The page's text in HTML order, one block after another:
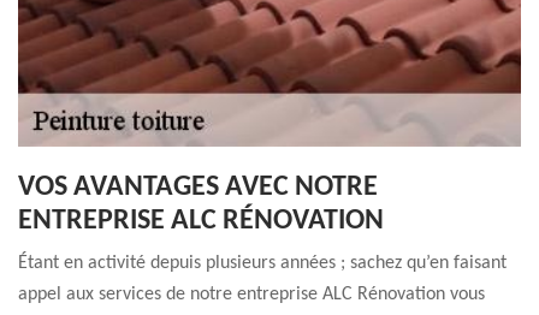
VOS AVANTAGES AVEC NOTRE
ENTREPRISE ALC RÉNOVATION
Étant en activité depuis plusieurs années ; sachez qu’en faisant
appel aux services de notre entreprise ALC Rénovation vous